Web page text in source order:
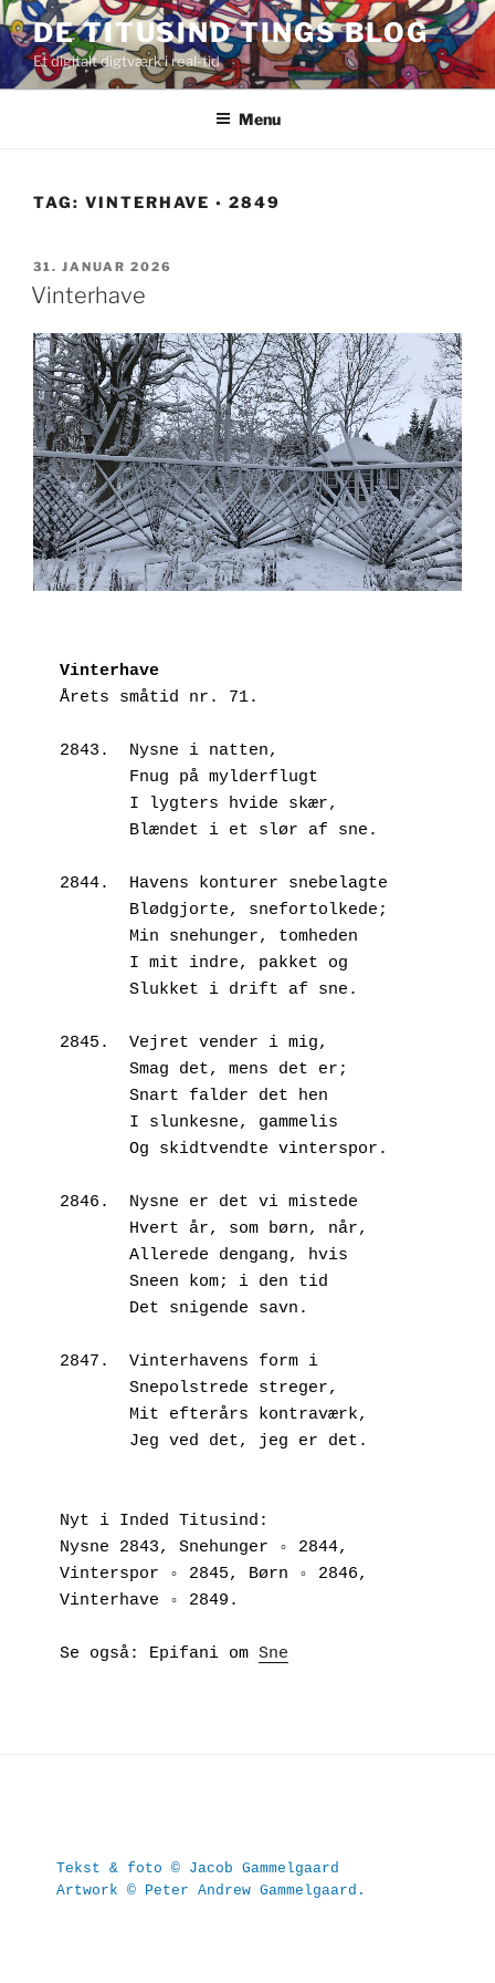
Videre
til
indhold
DE TITUSIND TINGS BLOG
Et digitalt digtværk i real-tid
Menu
TAG: VINTERHAVE ◦ 2849
UDGIVET
DEN
31. JANUAR 2026
Vinterhave
Vinterhave
Årets småtid nr. 71.
2843.  Nysne i natten,
       Fnug på mylderflugt
       I lygters hvide skær,
       Blændet i et slør af sne.
2844.  Havens konturer snebelagte
       Blødgjorte, snefortolkede;
       Min snehunger, tomheden
       I mit indre, pakket og
       Slukket i drift af sne.
2845.  Vejret vender i mig,
       Smag det, mens det er;
       Snart falder det hen
       I slunkesne, gammelis
       Og skidtvendte vinterspor.
2846.  Nysne er det vi mistede
       Hvert år, som børn, når,
       Allerede dengang, hvis
       Sneen kom; i den tid
       Det snigende savn.
2847.  Vinterhavens form i
       Snepolstrede streger,
       Mit efterårs kontraværk,
       Jeg ved det, jeg er det.
Nyt i Inded Titusind:
Nysne 2843, Snehunger ◦ 2844,
Vinterspor ◦ 2845, Børn ◦ 2846,
Vinterhave ◦ 2849.
Se også: Epifani om Sne
Tekst & foto © Jacob Gammelgaard
Artwork © Peter Andrew Gammelgaard.